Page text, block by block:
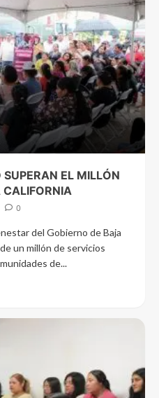
EL MILLÓN
CALIFORNIA
0
del Gobierno de Baja
un millón de servicios
de...